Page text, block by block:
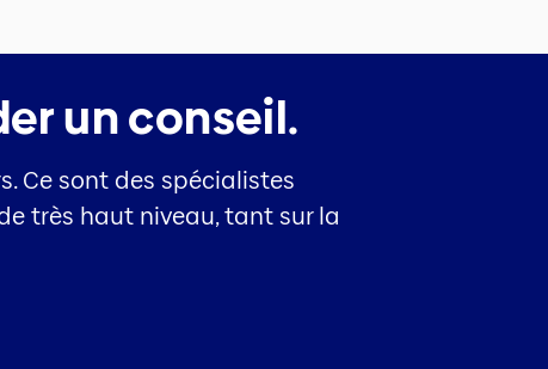
un conseil.
Ce sont des spécialistes
très haut niveau, tant sur la